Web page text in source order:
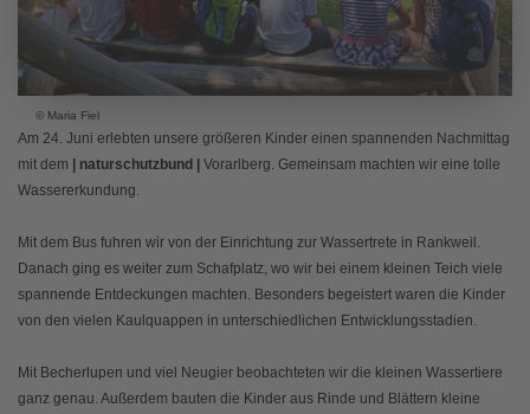
© Maria Fiel
Am 24. Juni erlebten unsere größeren Kinder einen spannenden Nachmittag
mit dem
| naturschutzbund | Vorarlberg. Gemeinsam machten wir eine tolle
Wassererkundung.
Mit dem Bus fuhren wir von der Einrichtung zur Wassertrete in Rankweil.
Danach ging es weiter zum Schafplatz, wo wir bei einem kleinen Teich viele
spannende Entdeckungen machten. Besonders begeistert waren die Kinder
von den vielen Kaulquappen in unterschiedlichen Entwicklungsstadien.
Mit Becherlupen und viel Neugier beobachteten wir die kleinen Wassertiere
ganz genau. Außerdem bauten die Kinder aus Rinde und Blättern kleine